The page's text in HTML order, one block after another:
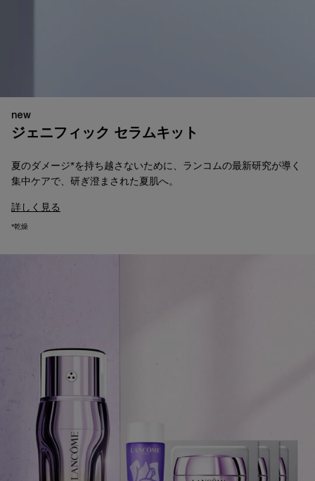
new
ジェニフィック セラムキット
​夏のダメージ*を持ち越さないために、ランコムの最新研究が導く
集中ケアで、研ぎ澄まされた夏肌へ。​
詳しく見る
*乾燥